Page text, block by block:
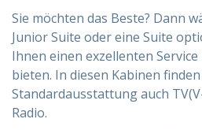
Sie möchten das Beste? Dann
Junior Suite oder eine Suite
Ihnen einen exzellenten
bieten. In diesen Kabinen
Standardausstattung auch
Radio.